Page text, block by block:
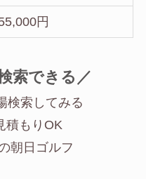
円
索できる／
検索してみる
積もりOK
日ゴルフ